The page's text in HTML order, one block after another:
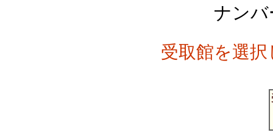
ナン
受取館を選